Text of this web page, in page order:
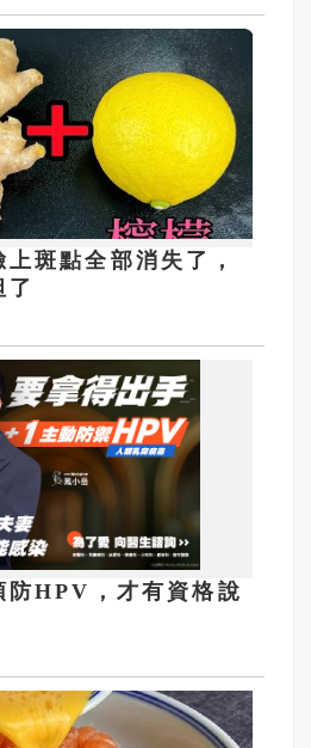
斑點全部消失了，
防HPV，才有資格說